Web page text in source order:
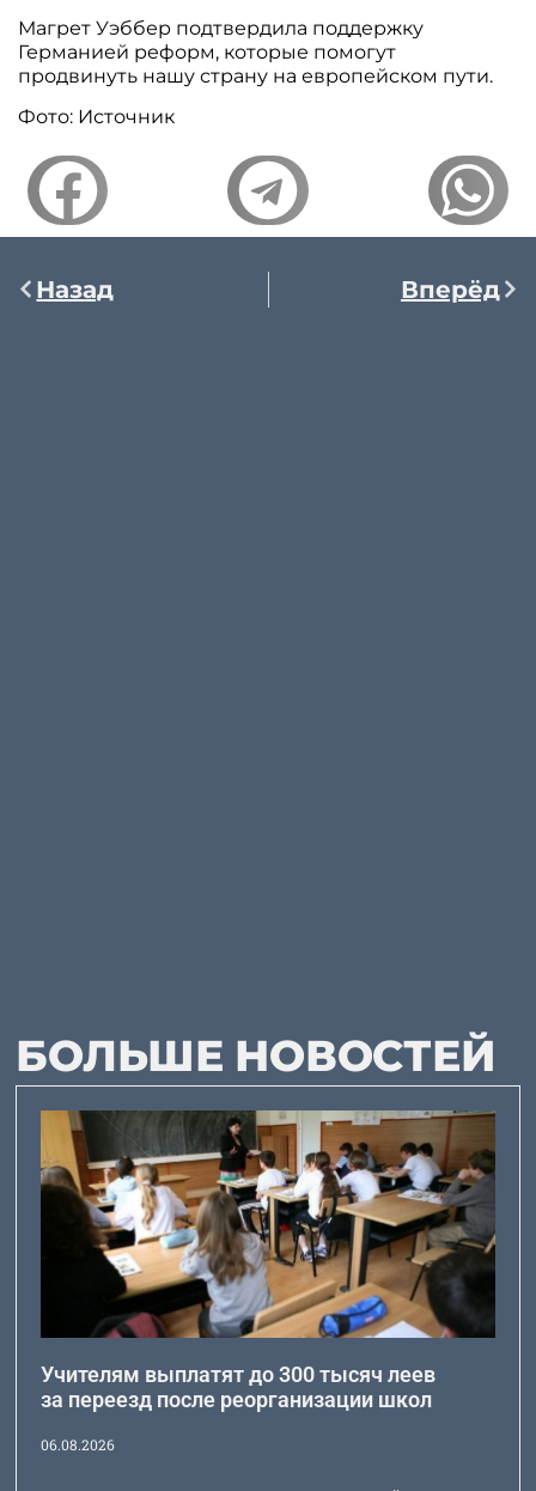
Магрет Уэббер подтвердила поддержку
Германией реформ, которые помогут
продвинуть нашу страну на европейском пути.
Фото: Источник
Назад Вперёд
БОЛЬШЕ НОВОСТЕЙ
Учителям выплатят до 300 тысяч леев
за переезд после реорганизации школ
06.08.2026